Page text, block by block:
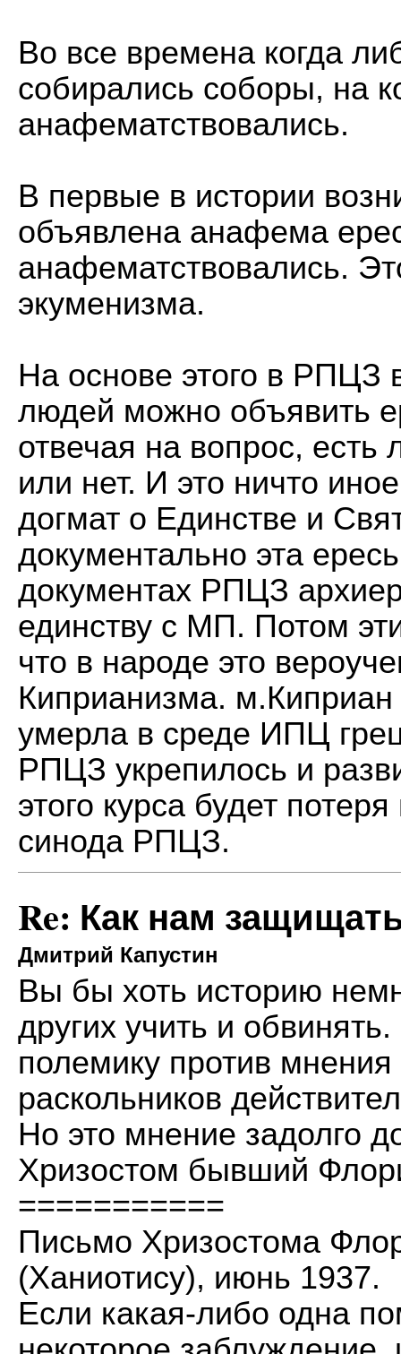
Во все времена когда
собирались соборы, на
анафематствовались.
В первые в истории
объявлена анафема
анафематствовались.
экуменизма.
На основе этого в РПЦЗ
людей можно объявить
отвечая на вопрос, есть
или нет. И это ничто
догмат о Единстве и
документально эта
документах РПЦЗ
единству с МП. Потом
что в народе это
Киприанизма. м.Киприан
умерла в среде ИПЦ
РПЦЗ укрепилось и
этого курса будет
синода РПЦЗ.
Re: Как нам
Дмитрий Капустин
Вы бы хоть историю
других учить и
полемику против мнения
раскольников
Но это мнение задолго
Хризостом бывший
===========
Письмо Хризостома
(Ханиотису), июнь 1937.
Если какая-либо одна